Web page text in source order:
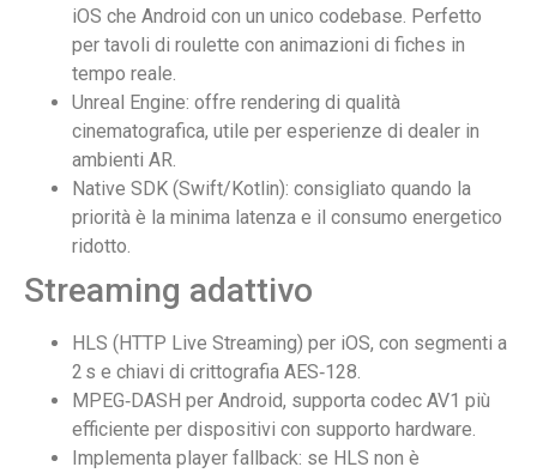
iOS che Android con un unico codebase. Perfetto
per tavoli di roulette con animazioni di fiches in
tempo reale.
Unreal Engine: offre rendering di qualità
cinematografica, utile per esperienze di dealer in
ambienti AR.
Native SDK (Swift/Kotlin): consigliato quando la
priorità è la minima latenza e il consumo energetico
ridotto.
Streaming adattivo
HLS (HTTP Live Streaming) per iOS, con segmenti a
2 s e chiavi di crittografia AES‑128.
MPEG‑DASH per Android, supporta codec AV1 più
efficiente per dispositivi con supporto hardware.
Implementa player fallback: se HLS non è